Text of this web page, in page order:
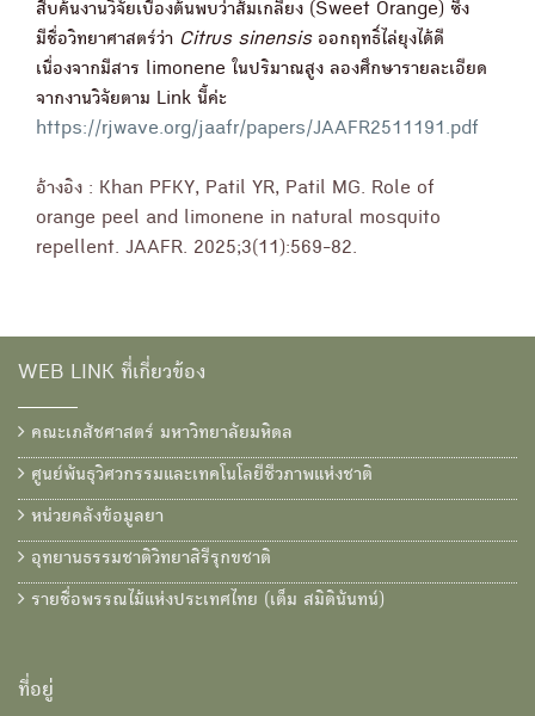
สืบค้นงานวิจัยเบื้องต้นพบว่าส้มเกลี้ยง (Sweet Orange) ซึ่ง
มีชื่อวิทยาศาสตร์ว่า Citrus sinensisออกฤทธิ์ไล่ยุงได้ดี
เนื่องจากมีสาร limonene ในปริมาณสูง ลองศึกษารายละเอียด
จากงานวิจัยตาม Link นี้ค่ะ
https://rjwave.org/jaafr/papers/JAAFR2511191.pdf
อ้างอิง : Khan PFKY, Patil YR, Patil MG. Role of
orange peel and limonene in natural mosquito
repellent. JAAFR. 2025;3(11):569-82.
WEB LINK ที่เกี่ยวข้อง
คณะเภสัชศาสตร์ มหาวิทยาลัยมหิดล
ศูนย์พันธุวิศวกรรมและเทคโนโลยีชีวภาพแห่งชาติ
หน่วยคลังข้อมูลยา
อุทยานธรรมชาติวิทยาสิรีรุกขชาติ
รายชื่อพรรณไม้แห่งประเทศไทย (เต็ม สมิตินันทน์)
ที่อยู่